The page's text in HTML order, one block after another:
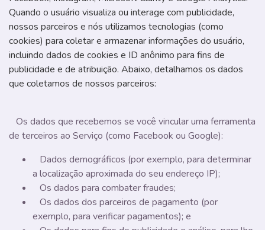
Quando o usuário visualiza ou interage com publicidade,
nossos parceiros e nós utilizamos tecnologias (como
cookies) para coletar e armazenar informações do usuário,
incluindo dados de cookies e ID anônimo para fins de
publicidade e de atribuição. Abaixo, detalhamos os dados
que coletamos de nossos parceiros:
Os dados que recebemos se você vincular uma ferramenta
de terceiros ao Serviço (como Facebook ou Google):
Dados demográficos (por exemplo, para determinar
a localização aproximada do seu endereço IP);
Os dados para combater fraudes;
Os dados dos parceiros de pagamento (por
exemplo, para verificar pagamentos); e